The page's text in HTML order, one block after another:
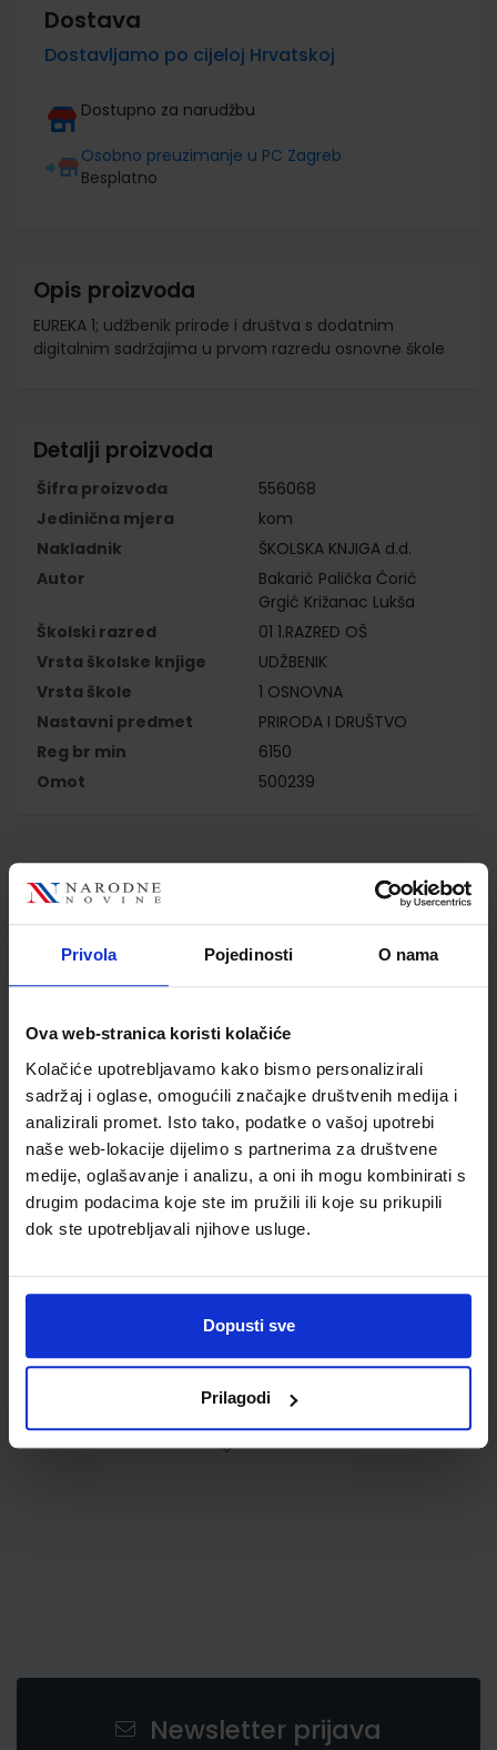
Privola Pojedinosti O nama
Ova web-stranica koristi kolačiće
Kolačiće upotrebljavamo kako bismo personalizirali
sadržaj i oglase, omogućili značajke društvenih medija i
analizirali promet. Isto tako, podatke o vašoj upotrebi
naše web-lokacije dijelimo s partnerima za društvene
medije, oglašavanje i analizu, a oni ih mogu kombinirati s
drugim podacima koje ste im pružili ili koje su prikupili
dok ste upotrebljavali njihove usluge.
Dopusti sve
Prilagodi
Dostava
Dostavljamo po cijeloj Hrvatskoj
Dostupno za narudžbu
Osobno preuzimanje u PC Zagreb
Besplatno
Opis proizvoda
EUREKA 1; udžbenik prirode i društva s dodatnim
digitalnim sadržajima u prvom razredu osnovne škole
Detalji proizvoda
Šifra proizvoda
556068
Jedinična mjera
kom
Nakladnik
ŠKOLSKA KNJIGA d.d.
Autor
Bakarić Palička Ćorić
Grgić Križanac Lukša
Školski razred
01 1.RAZRED OŠ
Vrsta školske knjige
UDŽBENIK
Vrsta škole
1 OSNOVNA
Nastavni predmet
PRIRODA I DRUŠTVO
Reg br min
6150
Omot
500239
Kupci najčešće biraju..
Omot PVC za školske
udžbenike; dimenzije
413x287; tip 239
0,85 €
Newsletter prijava